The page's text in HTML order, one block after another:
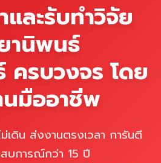
ละรับทำวิจัย
านิพนธ์
รบวงจร โดย
มืออาชีพ
เดิน ส่งงานตรงเวลา การันตี
บการณ์กว่า 15 ปี